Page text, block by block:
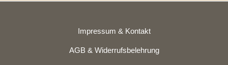
Impressum & Kontakt
AGB & Widerrufsbelehrung